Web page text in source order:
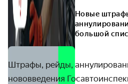
Новые
большой
Штрафы, рейды,
нововведения